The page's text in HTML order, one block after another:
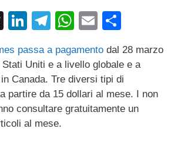
T
e
a
d
s
Li
k
e
dI
n
T
e
gr
a
m
W
at
s
A
p
E
ail n
di
vi
di
passa a pagamento dal 28 marzo
Uniti e a livello globale e a
Canada. Tre diversi tipi di
partire da 15 dollari al mese. I non
consultare gratuitamente un
al mese.